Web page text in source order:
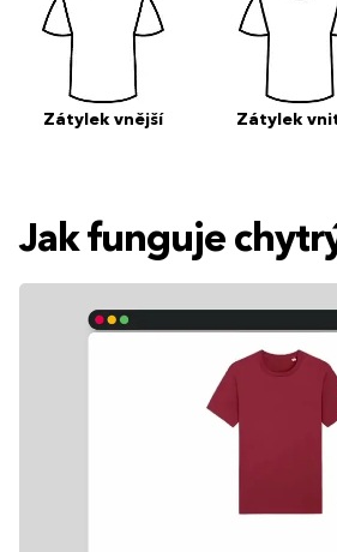
Zátylek vnější Zátylek
Jak funguje